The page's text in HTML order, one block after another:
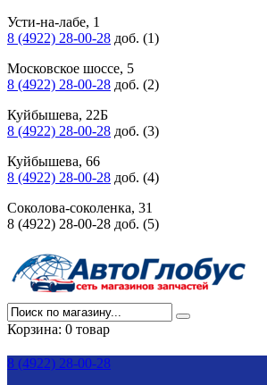
Усти-на-лабе, 1
8 (4922) 28-00-28 доб. (1)
Московское шоссе, 5
8 (4922) 28-00-28 доб. (2)
Куйбышева, 22Б
8 (4922) 28-00-28 доб. (3)
Куйбышева, 66
8 (4922) 28-00-28 доб. (4)
Соколова-соколенка, 31
8 (4922) 28-00-28 доб. (5)
Корзина: 0 товар
8 (4922) 28-00-28